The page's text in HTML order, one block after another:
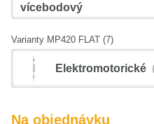
vícebodový
Varianty MP420 FLAT (7)
Elektromotorické
Na objednávku